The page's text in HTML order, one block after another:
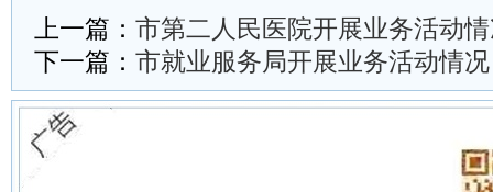
上一篇： 市第二人民医院开展业务活动
下一篇： 市就业服务局开展业务活动情况